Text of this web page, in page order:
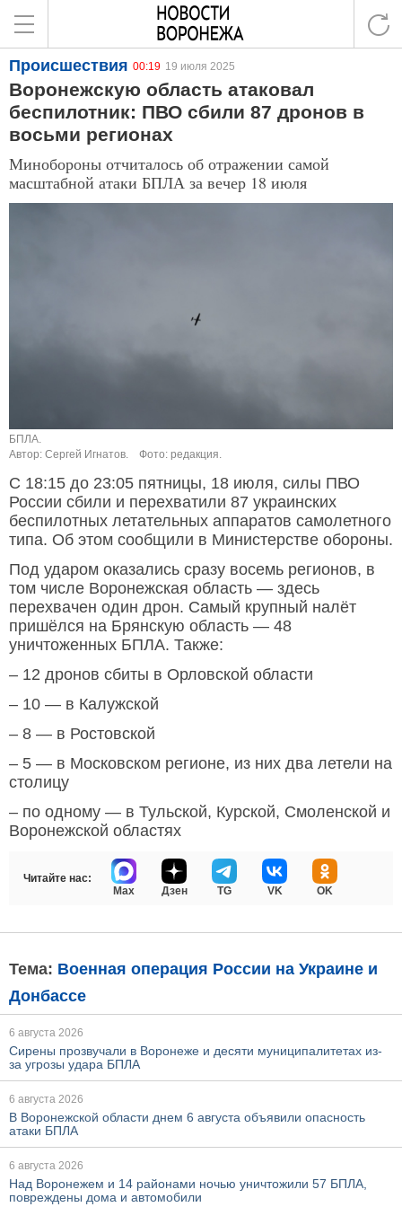
Происшествия 00:19 19 июля 2025
Воронежскую область атаковал
беспилотник: ПВО сбили 87 дронов в
восьми регионах
Минобороны отчиталось об отражении самой
масштабной атаки БПЛА за вечер 18 июля
БПЛА.
Автор: Сергей Игнатов.
Фото: редакция.
С 18:15 до 23:05 пятницы, 18 июля, силы ПВО
России сбили и перехватили 87 украинских
беспилотных летательных аппаратов самолетного
типа. Об этом сообщили в Министерстве обороны.
Под ударом оказались сразу восемь регионов, в
том числе Воронежская область — здесь
перехвачен один дрон. Самый крупный налёт
пришёлся на Брянскую область — 48
уничтоженных БПЛА. Также:
– 12 дронов сбиты в Орловской области
– 10 — в Калужской
– 8 — в Ростовской
– 5 — в Московском регионе, из них два летели на
столицу
– по одному — в Тульской, Курской, Смоленской и
Воронежской областях
Читайте нас:
Max
Дзен TG VK OK
Тема: Военная операция России на Украине и
Донбассе
6 августа 2026
Сирены прозвучали в Воронеже и десяти муниципалитетах из-
за угрозы удара БПЛА
6 августа 2026
В Воронежской области днем 6 августа объявили опасность
атаки БПЛА
6 августа 2026
Над Воронежем и 14 районами ночью уничтожили 57 БПЛА,
повреждены дома и автомобили